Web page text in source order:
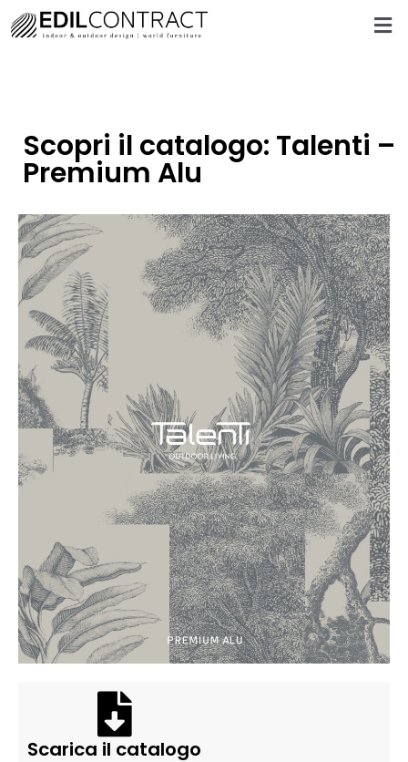
Scopri il catalogo: Talenti –
Premium Alu
Scarica il catalogo